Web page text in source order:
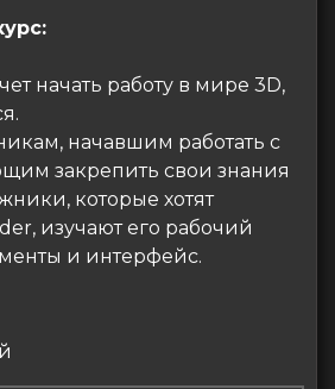
начать работу в мире 3D,
начавшим работать с
закрепить свои знания
которые хотят
изучают его рабочий
и интерфейс.